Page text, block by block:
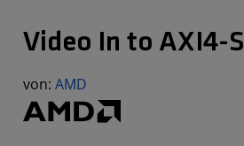
Video In to AXI4-
von: AMD